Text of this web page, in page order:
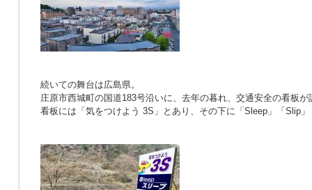
続いての舞台は広島県。
庄原市西城町の国道183号沿いに、去年の暮れ、交通安全の看板が
看板には「気をつけよう 3S」とあり、その下に「Sleep」「Slip